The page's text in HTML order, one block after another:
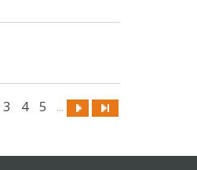
3 4 5 ...